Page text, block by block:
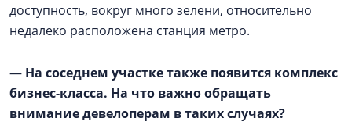
доступность, вокруг много зелени, относительно
недалеко расположена станция метро.
— На соседнем участке также появится комплекс
бизнес-класса. На что важно обращать
внимание девелоперам в таких случаях?